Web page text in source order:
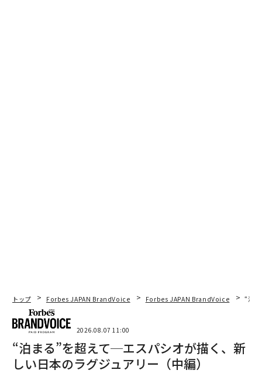
トップ Forbes JAPAN BrandVoice Forbes JAPAN BrandVoice “泊
2026.08.07 11:00
“泊まる”を超えて─エスパシオが描く、新
しい日本のラグジュアリー（中編）